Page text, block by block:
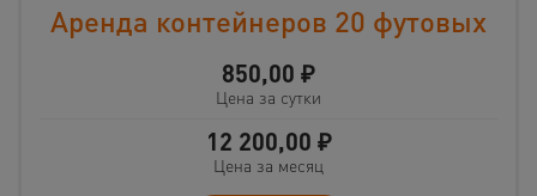
Аренда контейнеров 20 футовых
850,00 ₽
Цена за сутки
12 200,00 ₽
Цена за месяц